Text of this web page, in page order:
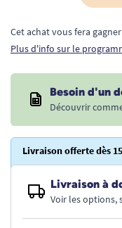
Cet achat vous fera
Plus d'info sur le
Besoin d'un
Découvrir
Livraison offerte dès
Livraison à
Voir les options,